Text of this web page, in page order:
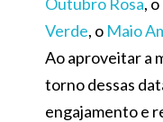
Verde, o Maio
Ao aproveitar a
torno dessas
engajamento e